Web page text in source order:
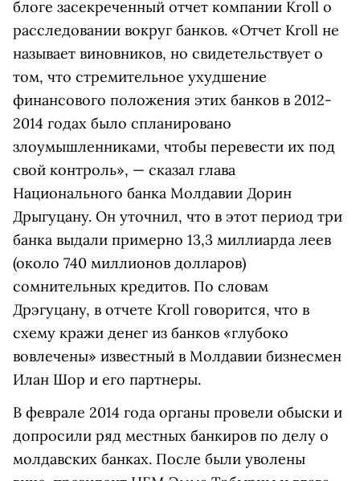
блоге засекреченный отчет компании Kroll о
расследовании вокруг банков. «Отчет Kroll не
называет виновников, но свидетельствует о
том, что стремительное ухудшение
финансового положения этих банков в 2012-
2014 годах было спланировано
злоумышленниками, чтобы перевести их под
свой контроль», — сказал глава
Национального банка Молдавии Дорин
Дрыгуцану. Он уточнил, что в этот период три
банка выдали примерно 13,3 миллиарда леев
(около 740 миллионов долларов)
сомнительных кредитов. По словам
Дрэгуцану, в отчете Kroll говорится, что в
схему кражи денег из банков «глубоко
вовлечены» известный в Молдавии бизнесмен
Илан Шор и его партнеры.
В феврале 2014 года органы провели обыски и
допросили ряд местных банкиров по делу о
молдавских банках. После были уволены